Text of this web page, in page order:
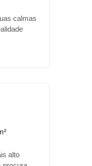
calmas
alto